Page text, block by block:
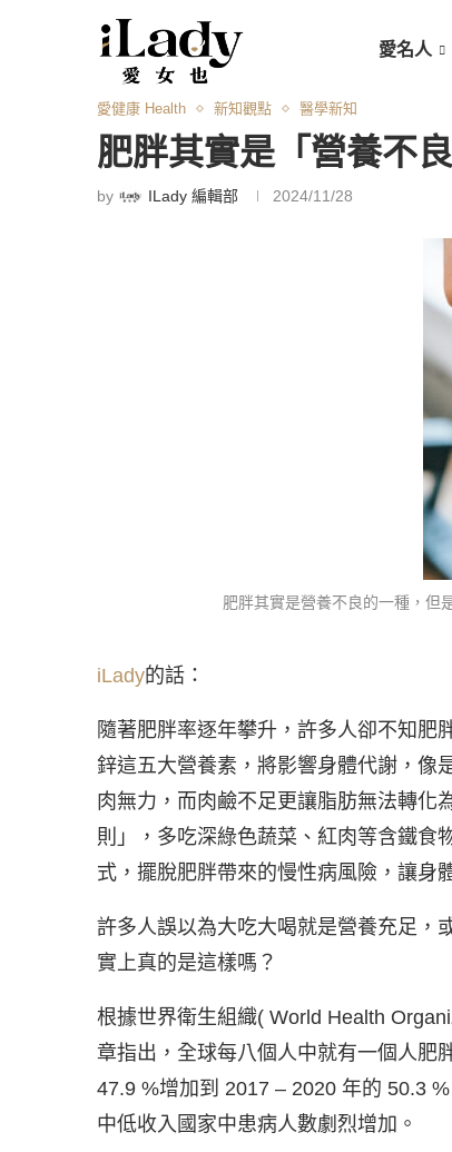
愛名人
愛健康 Health 新知觀點 醫學新知
肥胖其實是「營養不
by ILady 編輯部 2024/11/28
肥胖其實是營養不良的一種，但
iLady的話：
隨著肥胖率逐年攀升，許多人卻不知肥
鋅這五大營養素，將影響身體代謝，像
肉無力，而肉鹼不足更讓脂肪無法轉化
則」，多吃深綠色蔬菜、紅肉等含鐵食
式，擺脫肥胖帶來的慢性病風險，讓身
許多人誤以為大吃大喝就是營養充足，
實上真的是這樣嗎？
根據世界衛生組織( World Health
章指出，全球每八個人中就有一個人肥
47.9 %增加到 2017 – 2020 年的 50.3
中低收入國家中患病人數劇烈增加。